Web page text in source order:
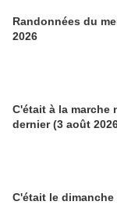
Randonnées du
2026
C'était à la marche
dernier (3 août
C'était le